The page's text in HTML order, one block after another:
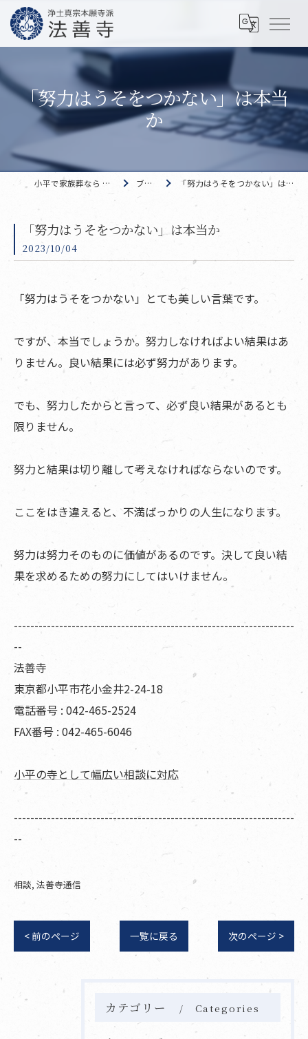
「努力はうそをつかない」は本当
か
小平で家族葬なら 法善寺 ブログ 「努力はうそをつかない」は本当か
「努力はうそをつかない」は本当か
2023/10/04
「努力はうそをつかない」とても美しい言葉です。
ですが、本当でしょうか。努力しなければよい結果はあ
りません。良い結果には必ず努力があります。
でも、努力したからと言って、必ず良い結果があるとも
限りません。
努力と結果は切り離して考えなければならないのです。
ここをはき違えると、不満ばっかりの人生になります。
努力は努力そのものに価値があるのです。決して良い結
果を求めるための努力にしてはいけません。
--------------------------------------------------------------------
--
法善寺
東京都小平市花小金井2-24-18
電話番号 : 042-465-2524
FAX番号 : 042-465-6046
小平の寺として幅広い相談に対応
--------------------------------------------------------------------
--
相談 法善寺通信
< 前のページ 一覧に戻る 次のページ >
カテゴリー Categories